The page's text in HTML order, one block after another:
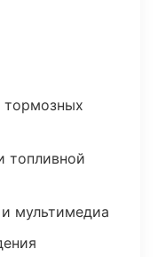
тормозных
топливной
мультимедиа